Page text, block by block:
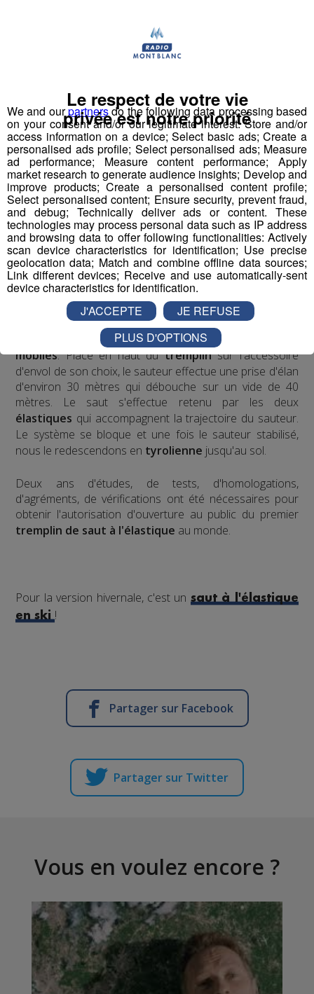
Hackett, en Normandie, à Bali et en Nouvelle Zélande,
70 000 sautsà son actif. Il a eu l'idée d'un
tremplin de saut à l'élastiquerévolutionnaire en 2008
Bun JQuoi ?
Le nomBun J Rideest inspiré de la prononciation
anglaise dusaut à l'élastique("bungee" ou "bungy")
auquel s'ajoute le "ride" du mouvement et de la liberté,
avec au milieu le "J" de Jeff, son inventeur.
Écoutez l'interview de son créateur ⬇
mp3
Vous l'avez compris, leBun J Ride
combine les
techniques dusaut de tremplin, dusaut à l'élastique
tyrolienne. Le sauteur est équipé à la taille d'un
harnais relié, de chaque côté, à deux
mobiles. Placé en haut dutremplinsur l'accessoire
d'envol de son choix, le sauteur effectue une prise d'élan
d'environ 30 mètres qui débouche sur un vide de 40
mètres. Le saut s'effectue retenu par les deux
élastiques qui accompagnent la trajectoire du sauteur.
Le système se bloque et une fois le sauteur stabilisé,
nous le redescendons en tyrolienne jusqu'au sol.
​Deux ans d'études, de tests, d'homologations,
d'agréments, de vérifications ont été nécessaires pour
obtenir l'autorisation d'ouverture au public du premier
tremplin de saut à l'élastique au monde.
Pour la version hivernale, c'est un saut à l'élastique
en ski !
Partager sur Facebook
Partager sur Twitter
Vous en voulez encore ?
We and ourpartnersdo the following data processing based
on your consent and/or our legitimate interest: Store and/or
access information on a device; Select basic ads; Create a
personalised ads profile; Select personalised ads; Measure
ad performance; Measure content performance; Apply
market research to generate audience insights; Develop and
improve products; Create a personalised content profile;
Select personalised content; Ensure security, prevent fraud,
and debug; Technically deliver ads or content. These
technologies may process personal data such as IP address
and browsing data to offer following functionalities: Actively
scan device characteristics for identification; Use precise
geolocation data; Match and combine offline data sources;
Link different devices; Receive and use automatically-sent
device characteristics for identification.
Le respect de votre vie
privée est notre priorité
J'ACCEPTE
JE REFUSE
PLUS D'OPTIONS